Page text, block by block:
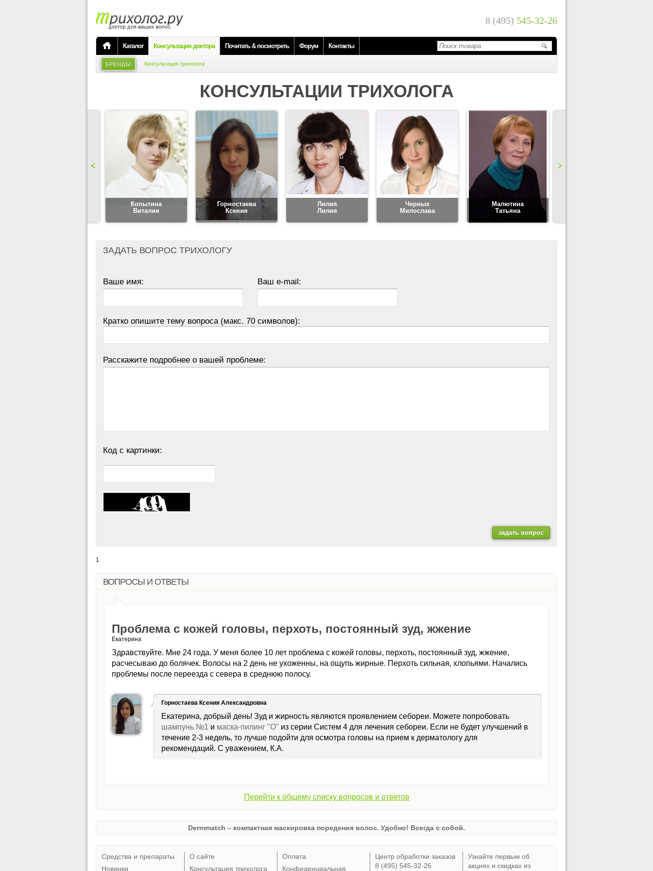
8 (495) 545-32-26
Каталог Консультация доктора Почитать & посмотреть Форум Контакты
БРЕНДЫ Консультация трихолога
КОНСУЛЬТАЦИИ ТРИХОЛОГА
Копытина
Виталия
Горностаева
Ксения
Лилия
Лилия
Черных
Милослава
Малютина
Татьяна
ЗАДАТЬ ВОПРОС ТРИХОЛОГУ
Ваше имя: Ваш e-mail:
Кратко опишите тему вопроса (макс. 70 символов):
Расскажите подробнее о вашей проблеме:
Код с картинки:
1
ВОПРОСЫ И ОТВЕТЫ
Проблема с кожей головы, перхоть, постоянный зуд, жжение
Екатерина
Здравствуйте. Мне 24 года. У меня более 10 лет проблема с кожей головы, перхоть, постоянный зуд, жжение,
расчесываю до болячек. Волосы на 2 день не ухоженны, на ощупь жирные. Перхоть сильная, хлопьями. Начались
проблемы после переезда с севера в среднюю полосу.
Горностаева Ксения Александровна
Екатерина, добрый день! Зуд и жирность являются проявлением себореи. Можете попробовать
шампунь №1 и маска-пилинг "О" из серии Систем 4 для лечения себореи. Если не будет улучшений в
течение 2-3 недель, то лучше подойти для осмотра головы на прием к дерматологу для
рекомендаций. С уважением, К.А.
Перейти к общему списку вопросов и ответов
Dermmatch – компактная маскировка поредения волос. Удобно! Всегда с собой.
Средства и препараты
Новинки
О сайте
Консультация трихолога
Оплата
Конфиденциальная
Центр обработки заказов
8 (495) 545-32-26
Узнайте первым об
акциях и скидках из